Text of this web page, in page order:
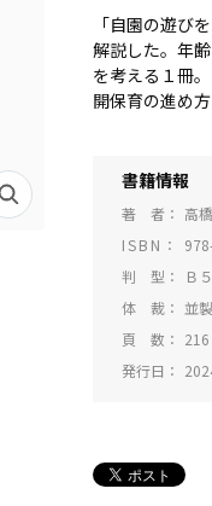
「自園の遊び
解説した。年
を考える１冊
開保育の進め
書籍情報
著 者
高
ISBN
判 型
Ｂ５
体 裁
並製
頁 数
216
発行日